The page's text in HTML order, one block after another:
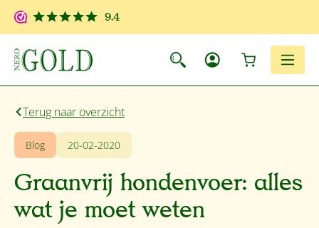
Ga naar de hoofdinhoud
9.4
Terug naar overzicht
Blog 20-02-2020
Graanvrij hondenvoer: alles
wat je moet weten